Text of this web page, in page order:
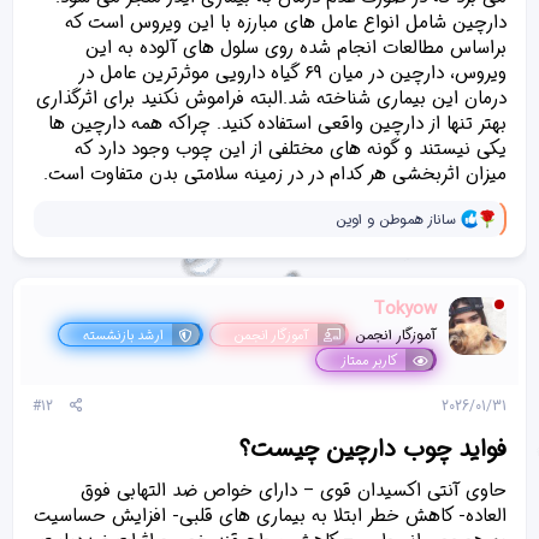
دارچین شامل انواع عامل های مبارزه با این ویروس است که
براساس مطالعات انجام شده روی سلول های آلوده به این
ویروس، دارچین در میان ۶۹ گیاه دارویی موثرترین عامل در
درمان این بیماری شناخته شد.البته فراموش نکنید برای اثرگذاری
بهتر تنها از دارچین واقعی استفاده کنید. چراکه همه دارچین ها
یکی نیستند و گونه های مختلفی از این چوب وجود دارد که
میزان اثربخشی هر کدام در در زمینه سلامتی بدن متفاوت است.
و
ک
ش‌
ه
ا
[
س
د
ه
ا
]
ساناز هموطن و اوین
Tokyow
آموزگار انجمن آموزگار انجمن
ارشد بازنشسته
کاربر ممتاز
2026/01/31
#12
فواید چوب دارچین چیست؟​
حاوی آنتی اکسیدان قوی – دارای خواص ضد التهابی فوق
العاده- کاهش خطر ابتلا به بیماری های قلبی- افزایش حساسیت